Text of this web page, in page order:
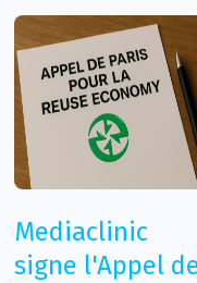
Mediaclinic
signe l'Appel